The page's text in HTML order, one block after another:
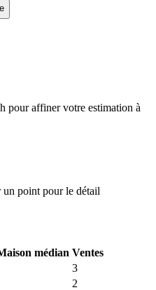
pour affiner votre estimation à
un point pour le détail
médian Ventes
3
2